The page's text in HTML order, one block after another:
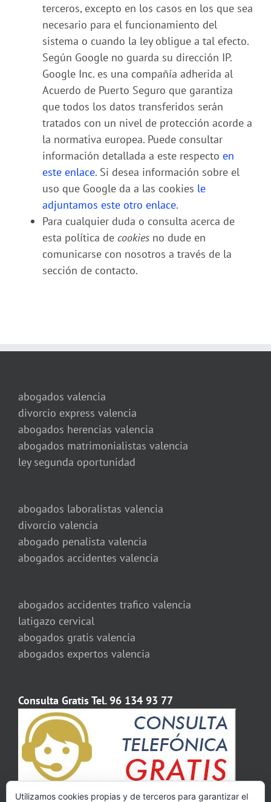
terceros, excepto en los casos en los que sea
necesario para el funcionamiento del
sistema o cuando la ley obligue a tal efecto.
Según Google no guarda su dirección IP.
Google Inc. es una compañía adherida al
Acuerdo de Puerto Seguro que garantiza
que todos los datos transferidos serán
tratados con un nivel de protección acorde a
la normativa europea. Puede consultar
información detallada a este respecto en
este enlace. Si desea información sobre el
uso que Google da a las cookies le
adjuntamos este otro enlace.
Para cualquier duda o consulta acerca de
esta política de cookies no dude en
comunicarse con nosotros a través de la
sección de contacto.
abogados valencia
divorcio express valencia
abogados herencias valencia
abogados matrimonialistas valencia
ley segunda oportunidad
abogados laboralistas valencia
divorcio valencia
abogado penalista valencia
abogados accidentes valencia
abogados accidentes trafico valencia
latigazo cervical
abogados gratis valencia
abogados expertos valencia
Consulta Gratis Tel. 96 134 93 77
Utilizamos cookies propias y de terceros para garantizar el